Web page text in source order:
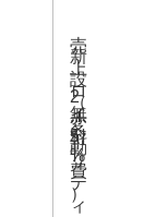
売
上
ロ
イ
ヤ
リ
テ
ィ
無
料
2
.
5
%
新
設
（
変
動
費
）